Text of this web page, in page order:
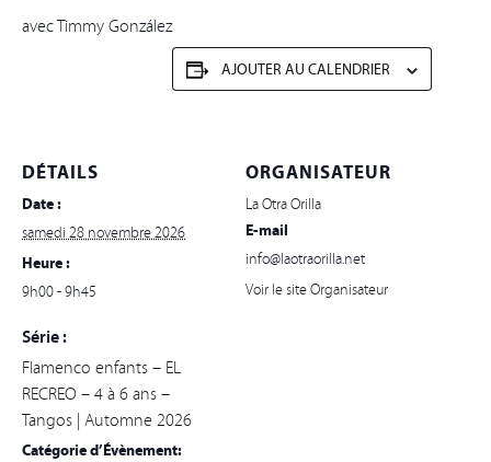
avec Timmy González
AJOUTER AU CALENDRIER
DÉTAILS
Date :
samedi 28 novembre 2026
Heure :
9h00 - 9h45
Série :
Flamenco enfants – EL
RECREO – 4 à 6 ans –
Tangos | Automne 2026
Catégorie d’Évènement:
ORGANISATEUR
La Otra Orilla
E-mail
info@laotraorilla.net
Voir le site Organisateur